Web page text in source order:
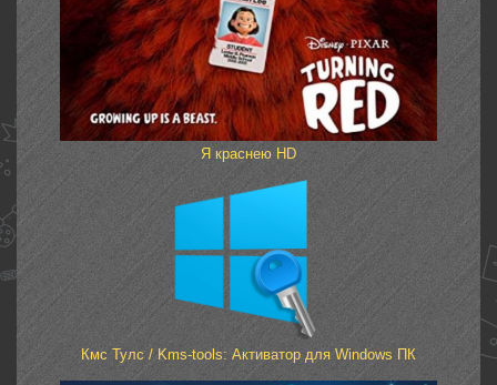
Я краснею HD
Кмс Тулс / Kms-tools: Активатор для Windows ПК